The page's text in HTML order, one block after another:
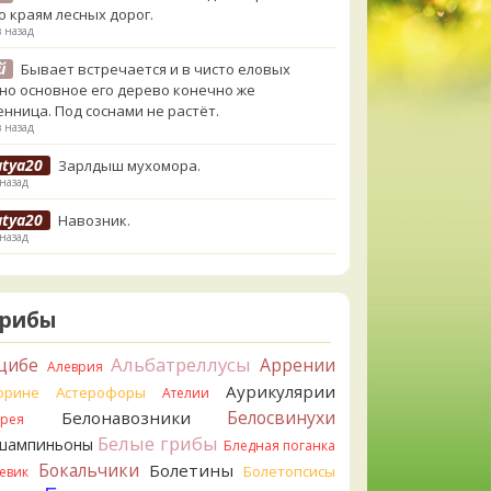
краям лесных дорог.
назад
Бывает встречается и в чисто еловых
основное его дерево конечно же
Под соснами не растёт.
назад
Зарлдыш мухомора.
Навозник.
Скорее всего он.
Что-то из рядовок. Цвета на фото вряд
Рядовка мыльная, судя по пластинкам.
сделали, что не взяли.
Подгруздок чёрный, или близкие виды
Алеврия Альбатреллусы Аррении
Астерофоры Ателии Аурикулярии
Белонавозники Белосвинухи
Белые грибы Бледная поганка
Бокальчики Болетины Болетопсисы